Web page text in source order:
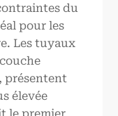
du
pour les
Les tuyaux
présentent
élevée
le premier